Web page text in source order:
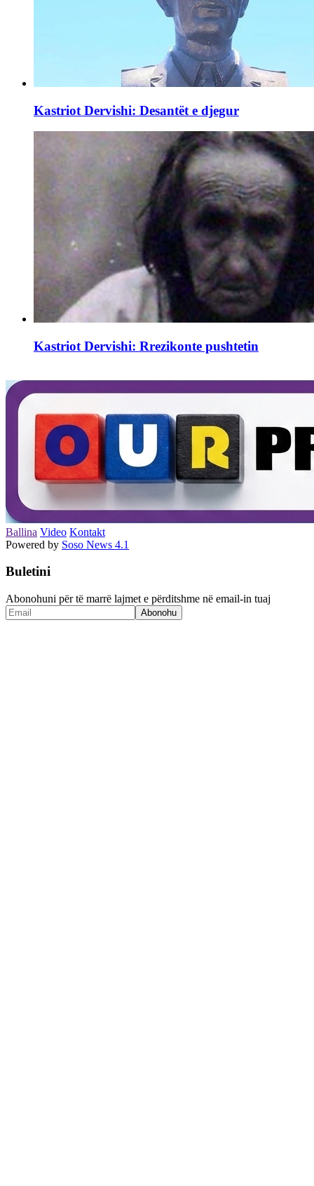
Kastriot Dervishi: Desantët e djegur
Kastriot Dervishi: Rrezikonte pushtetin
Ballina Video Kontakt
Powered by Soso News 4.1
Buletini
Abonohuni për të marrë lajmet e përditshme në email-in tuaj
Abonohu